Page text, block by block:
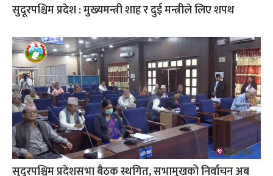
सुदूरपश्चिम प्रदेश : मुख्यमन्त्री शाह र दुई मन्त्रीले लिए शपथ
सुदूरपश्चिम प्रदेशसभा बैठक स्थगित, सभामुखको निर्वाचन अब